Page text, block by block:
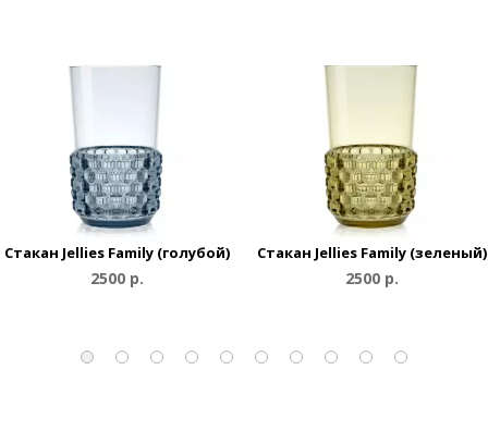
Cтакан Jellies Family (голубой)
2500 р.
Cтакан Jellies Family (зеленый)
2500 р.